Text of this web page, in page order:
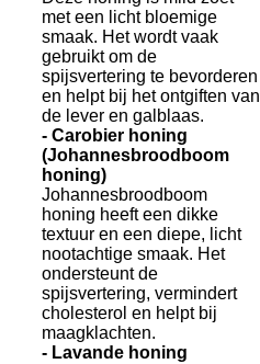
met een licht bloemige
smaak. Het wordt vaak
gebruikt om de
spijsvertering te bevorderen
en helpt bij het ontgiften van
de lever en galblaas.
- Carobier honing
(Johannesbroodboom
honing)
Johannesbroodboom
honing heeft een dikke
textuur en een diepe, licht
nootachtige smaak. Het
ondersteunt de
spijsvertering, vermindert
cholesterol en helpt bij
maagklachten.
- Lavande honing